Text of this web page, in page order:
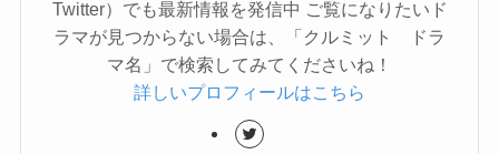
Twitter）でも最新情報を発信中 ご覧になりたいド
ラマが見つからない場合は、「クルミット ドラ
マ名」で検索してみてくださいね！
詳しいプロフィールはこちら